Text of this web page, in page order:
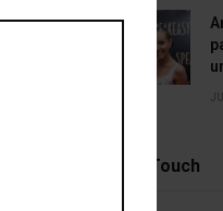
Stay In Touch
THIS
MODULE